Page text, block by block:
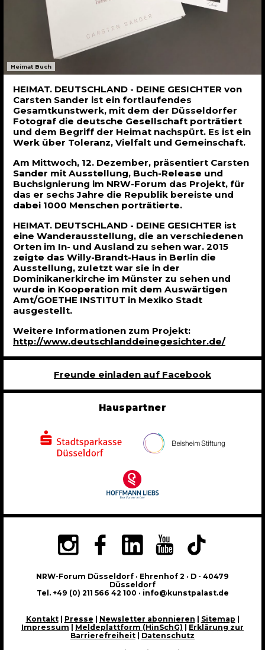
Heimat Buch
HEIMAT. DEUTSCHLAND - DEINE GESICHTER von
Carsten Sander ist ein fortlaufendes
Gesamtkunstwerk, mit dem der Düsseldorfer
Fotograf die deutsche Gesellschaft porträtiert
und dem Begriff der Heimat nachspürt. Es ist ein
Werk über Toleranz, Vielfalt und Gemeinschaft.
Am Mittwoch, 12. Dezember, präsentiert Carsten
Sander mit Ausstellung, Buch-Release und
Buchsignierung im NRW-Forum das Projekt, für
das er sechs Jahre die Republik bereiste und
dabei 1000 Menschen porträtierte.
HEIMAT. DEUTSCHLAND - DEINE GESICHTER ist
eine Wanderausstellung, die an verschiedenen
Orten im In- und Ausland zu sehen war. 2015
zeigte das Willy-Brandt-Haus in Berlin die
Ausstellung, zuletzt war sie in der
Dominikanerkirche im Münster zu sehen und
wurde in Kooperation mit dem Auswärtigen
Amt/GOETHE INSTITUT in Mexiko Stadt
ausgestellt.
Weitere Informationen zum Projekt:
http://www.deutschlanddeinegesichter.de/
Freunde einladen auf Facebook
Hauspartner
NRW-Forum Düsseldorf · Ehrenhof 2 · D - 40479
Düsseldorf
Tel. +49 (0) 211 566 42 100 · info@kunstpalast.de
Kontakt| Presse Newsletter abonnieren Sitemap
Impressum
Meldeplattform (HinSchG)
Erklärung zur
Barrierefreiheit
Datenschutz